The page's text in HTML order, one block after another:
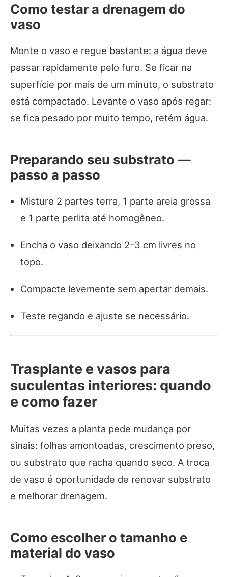
Como testar a drenagem do
vaso
Monte o vaso e regue bastante: a água deve
passar rapidamente pelo furo. Se ficar na
superfície por mais de um minuto, o substrato
está compactado. Levante o vaso após regar:
se fica pesado por muito tempo, retém água.
Preparando seu substrato —
passo a passo
Misture 2 partes terra, 1 parte areia grossa
e 1 parte perlita até homogêneo.
Encha o vaso deixando 2–3 cm livres no
topo.
Compacte levemente sem apertar demais.
Teste regando e ajuste se necessário.
Trasplante e vasos para
suculentas interiores: quando
e como fazer
Muitas vezes a planta pede mudança por
sinais: folhas amontoadas, crescimento preso,
ou substrato que racha quando seco. A troca
de vaso é oportunidade de renovar substrato
e melhorar drenagem.
Como escolher o tamanho e
material do vaso